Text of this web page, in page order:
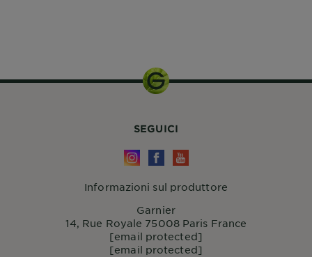
SEGUICI
Informazioni sul produttore
Garnier
14, Rue Royale 75008 Paris France
[email protected]
[email protected]